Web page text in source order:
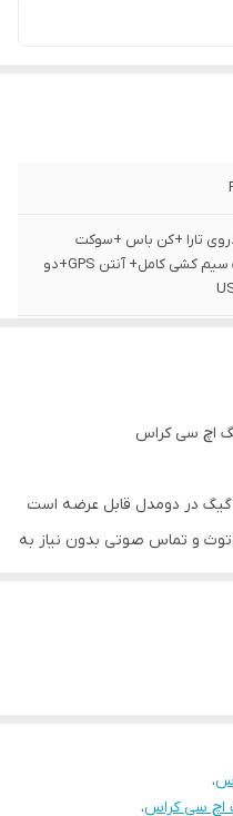
تارا +کن باس +سوکت
فابریک و پک سیم کشی کامل+ آنتن GPS+دو
و تماس صوتی بدون نیاز به
گوشی بروی مانیتور) ،
اچ سی کراس،